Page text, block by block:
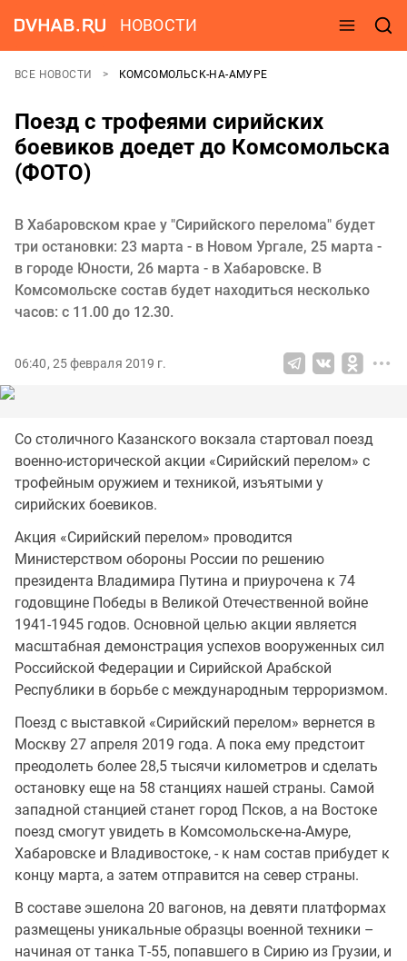
НОВОСТИ
ВСЕ НОВОСТИ КОМСОМОЛЬСК-НА-АМУРЕ
Поезд с трофеями сирийских
боевиков доедет до Комсомольска
(ФОТО)
В Хабаровском крае у "Сирийского перелома" будет
три остановки: 23 марта - в Новом Ургале, 25 марта -
в городе Юности, 26 марта - в Хабаровске. В
Комсомольске состав будет находиться несколько
часов: с 11.00 до 12.30.
06:40, 25 февраля 2019 г.
Со столичного Казанского вокзала стартовал поезд
военно-исторической акции «Сирийский перелом» с
трофейным оружием и техникой, изъятыми у
сирийских боевиков.
Акция «Сирийский перелом» проводится
Министерством обороны России по решению
президента Владимира Путина и приурочена к 74
годовщине Победы в Великой Отечественной войне
1941-1945 годов. Основной целью акции является
масштабная демонстрация успехов вооруженных сил
Российской Федерации и Сирийской Арабской
Республики в борьбе с международным терроризмом.
Поезд с выставкой «Сирийский перелом» вернется в
Москву 27 апреля 2019 года. А пока ему предстоит
преодолеть более 28,5 тысячи километров и сделать
остановку еще на 58 станциях нашей страны. Самой
западной станцией станет город Псков, а на Востоке
поезд смогут увидеть в Комсомольске-на-Амуре,
Хабаровске и Владивостоке, - к нам состав прибудет к
концу марта, а затем отправится на север страны.
В составе эшелона 20 вагонов, на девяти платформах
размещены уникальные образцы военной техники –
начиная от танка Т-55, попавшего в Сирию из Грузии, и